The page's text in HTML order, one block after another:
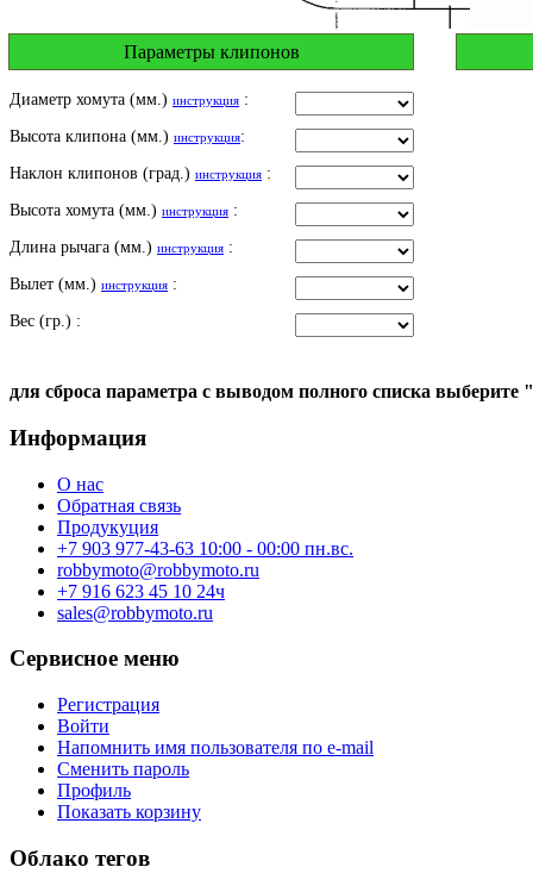
Параметры клипонов
Диаметр хомута (мм.) инструкция :
Высота клипона (мм.) инструкция:
Наклон клипонов (град.) инструкция :
Высота хомута (мм.) инструкция :
Длина рычага (мм.) инструкция :
Вылет (мм.) инструкция :
Вес (гр.) :
для сброса параметра с выводом полного списка
Информация
О нас
Обратная связь
Продукуция
+7 903 977-43-63 10:00 - 00:00 пн.вс.
robbymoto@robbymoto.ru
+7 916 623 45 10 24ч
sales@robbymoto.ru
Сервисное меню
Регистрация
Войти
Напомнить имя пользователя по e-mail
Сменить пароль
Профиль
Показать корзину
Облако тегов